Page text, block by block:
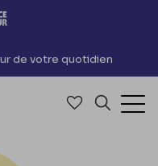
de votre quotidien
Accéder à